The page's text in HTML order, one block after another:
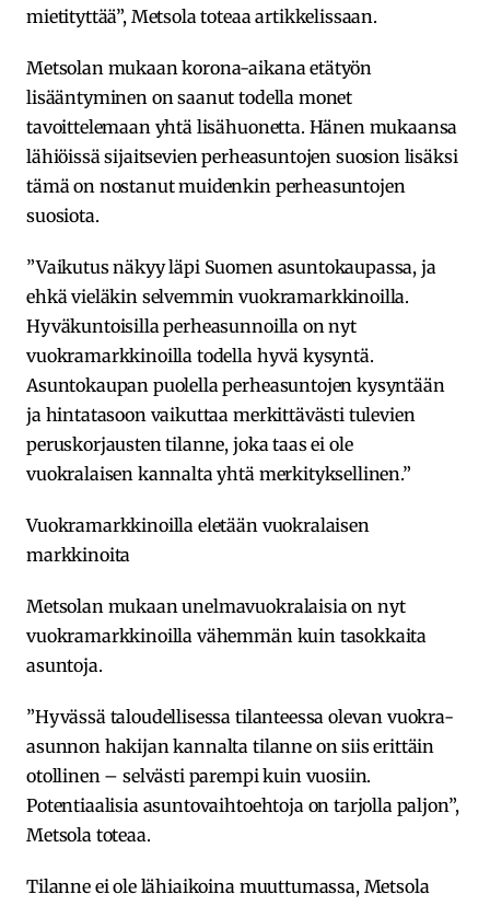
mietityttää”, Metsola toteaa artikkelissaan.
Metsolan mukaan korona-aikana etätyön
lisääntyminen on saanut todella monet
tavoittelemaan yhtä lisähuonetta. Hänen mukaansa
lähiöissä sijaitsevien perheasuntojen suosion lisäksi
tämä on nostanut muidenkin perheasuntojen
suosiota.
”Vaikutus näkyy läpi Suomen asuntokaupassa, ja
ehkä vieläkin selvemmin vuokramarkkinoilla.
Hyväkuntoisilla perheasunnoilla on nyt
vuokramarkkinoilla todella hyvä kysyntä.
Asuntokaupan puolella perheasuntojen kysyntään
ja hintatasoon vaikuttaa merkittävästi tulevien
peruskorjausten tilanne, joka taas ei ole
vuokralaisen kannalta yhtä merkityksellinen.”
Vuokramarkkinoilla eletään vuokralaisen
markkinoita
Metsolan mukaan unelmavuokralaisia on nyt
vuokramarkkinoilla vähemmän kuin tasokkaita
asuntoja.
”Hyvässä taloudellisessa tilanteessa olevan vuokra-
asunnon hakijan kannalta tilanne on siis erittäin
otollinen – selvästi parempi kuin vuosiin.
Potentiaalisia asuntovaihtoehtoja on tarjolla paljon”,
Metsola toteaa.
Tilanne ei ole lähiaikoina muuttumassa, Metsola